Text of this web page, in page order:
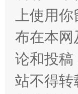
上使用
布在本网
论和投稿
站不得转